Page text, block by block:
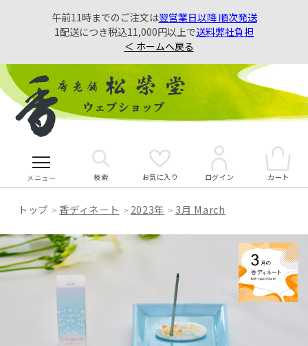
午前11時までのご注文は翌営業日以降 順次発送
1配送につき税込11,000円以上で送料弊社負担
＜ ホームへ戻る
メニュー 検索 お気に入り ログイン カート
> 香ディネート > 2023年 > 3月 March